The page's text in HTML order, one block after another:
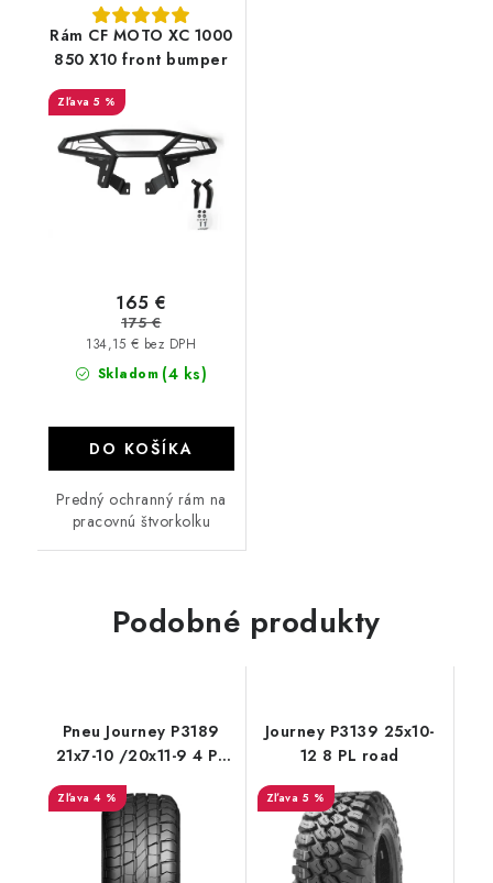
Rám CF MOTO XC 1000
850 X10 front bumper
5 %
Skladom (4 ks)
134,15 € bez DPH
165 €
175 €
DO KOŠÍKA
Predný ochranný rám na
pracovnú štvorkolku
Podobné produkty
Pneu Journey P3189
21x7-10 /20x11-9 4 PL
4 %
Journey P3139 25x10-
12 8 PL road
5 %